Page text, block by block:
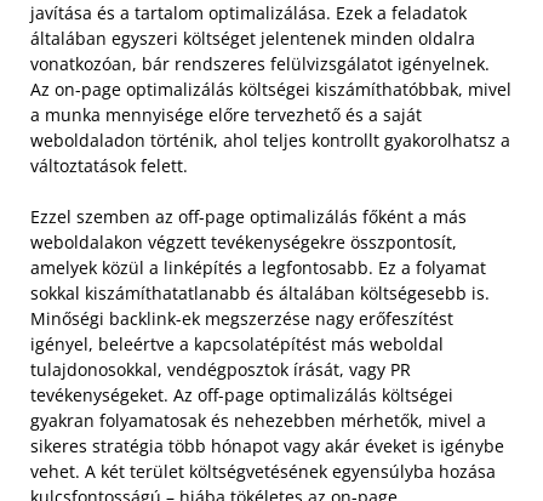
javítása és a tartalom optimalizálása. Ezek a feladatok
általában egyszeri költséget jelentenek minden oldalra
vonatkozóan, bár rendszeres felülvizsgálatot igényelnek.
Az on-page optimalizálás költségei kiszámíthatóbbak, mivel
a munka mennyisége előre tervezhető és a saját
weboldaladon történik, ahol teljes kontrollt gyakorolhatsz a
változtatások felett.
Ezzel szemben az off-page optimalizálás főként a más
weboldalakon végzett tevékenységekre összpontosít,
amelyek közül a linképítés a legfontosabb. Ez a folyamat
sokkal kiszámíthatatlanabb és általában költségesebb is.
Minőségi backlink-ek megszerzése nagy erőfeszítést
igényel, beleértve a kapcsolatépítést más weboldal
tulajdonosokkal, vendégposztok írását, vagy PR
tevékenységeket. Az off-page optimalizálás költségei
gyakran folyamatosak és nehezebben mérhetők, mivel a
sikeres stratégia több hónapot vagy akár éveket is igénybe
vehet. A két terület költségvetésének egyensúlyba hozása